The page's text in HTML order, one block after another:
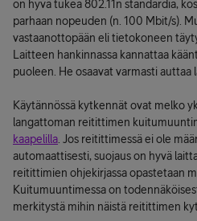
on hyvä tukea 802.11n standardia,
parhaan nopeuden (n. 100 Mbit/s).
vastaanottopään eli tietokoneen
Laitteen hankinnassa kannattaa
puoleen. He osaavat varmasti auttaa
Käytännössä kytkennät ovat melko
langattoman reitittimen
kaapelilla . Jos reitittimessä ei ole
automaattisesti, suojaus on hyvä
reitittimien ohjekirjassa opastetaan
Kuitumuuntimessa on
merkitystä mihin näistä reitittimen